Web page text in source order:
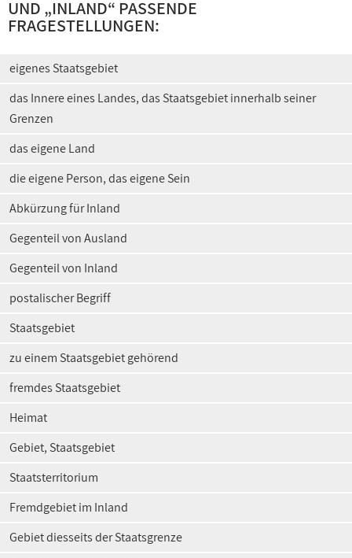
UND „INLAND“ PASSENDE
FRAGESTELLUNGEN:
eigenes Staatsgebiet
das Innere eines Landes, das Staatsgebiet innerhalb seiner
Grenzen
das eigene Land
die eigene Person, das eigene Sein
Abkürzung für Inland
Gegenteil von Ausland
Gegenteil von Inland
postalischer Begriff
Staatsgebiet
zu einem Staatsgebiet gehörend
fremdes Staatsgebiet
Heimat
Gebiet, Staatsgebiet
Staatsterritorium
Fremdgebiet im Inland
Gebiet diesseits der Staatsgrenze